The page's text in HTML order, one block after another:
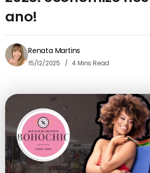
ano!
Renata Martins
15/12/2025 4 Mins Read